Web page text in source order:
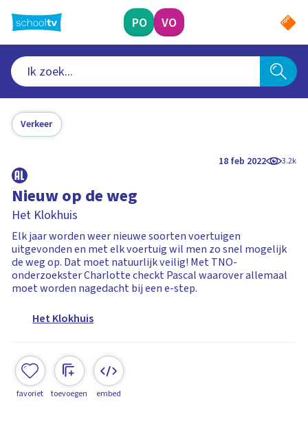
naar
hoofdinhoud
PO VO
Verkeer
18 feb 2022 3.2k
Nieuw op de weg
Het Klokhuis
Elk jaar worden weer nieuwe soorten voertuigen
uitgevonden en met elk voertuig wil men zo snel mogelijk
de weg op. Dat moet natuurlijk veilig! Met TNO-
onderzoekster Charlotte checkt Pascal waarover allemaal
moet worden nagedacht bij een e-step.
Het Klokhuis
favoriet toevoegen embed